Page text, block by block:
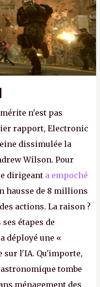
n'est pas
rapport, Electronic
dissimulée la
Wilson. Pour
dirigeant a empoché
hausse de 8 millions
actions. La raison ?
étapes de
déployé une «
sur l'IA. Qu'importe,
tombe
ménagement des